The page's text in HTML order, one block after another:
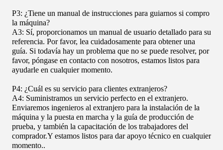
P3: ¿Tiene un manual de instrucciones para guiarnos si compro
la máquina?
A3: Sí, proporcionamos un manual de usuario detallado para su
referencia. Por favor, lea cuidadosamente para obtener una
guía. Si todavía hay un problema que no se puede resolver, por
favor, póngase en contacto con nosotros, estamos listos para
ayudarle en cualquier momento.
P4: ¿Cuál es su servicio para clientes extranjeros?
A4: Suministramos un servicio perfecto en el extranjero.
Enviaremos ingenieros al extranjero para la instalación de la
máquina y la puesta en marcha y la guía de producción de
prueba, y también la capacitación de los trabajadores del
comprador.Y estamos listos para dar apoyo técnico en cualquier
momento..